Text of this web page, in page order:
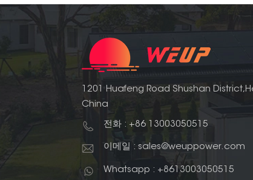
로 다음날 태양이 나올 때까지 밤을 지새울
가 있으므로 정전 시 백업 전원이 필요합니
야 합니다. 백업 기능은 순전히 밤에 사용할
발견하게 될 것입니다. 처음에 배터리 설치
하고 소비 모니터링이 있는지 확인하십시오
형 태양열 일부 영역에는 연결할 그리드가
니다. 독립 실행형 시스템의 예는 다음과
선에서 300m 이상 떨어져 있으면 전력망에
멀리 떨어져 있으며 유일한 옵션은 자체 독
인 독립 시스템이 필요한 경우가 많습니다.
니다. 이러한 상판에 전원 케이블을 연결하
합리적입니다. 독립형 시스템에는 다음이
1201 Huafeng Road Shushan
China
전화 : +86 13003050515
이메일 : sales@weuppower.com
Whatsapp : +8613003050515